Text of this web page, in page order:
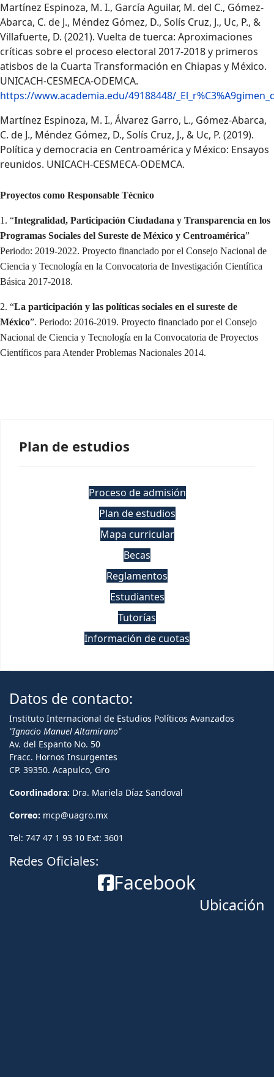
Martínez Espinoza, M. I., García Aguilar, M. del C., Gómez-
Abarca, C. de J., Méndez Gómez, D., Solís Cruz, J., Uc, P., &
Villafuerte, D. (2021). Vuelta de tuerca: Aproximaciones
críticas sobre el proceso electoral 2017-2018 y primeros
atisbos de la Cuarta Transformación en Chiapas y México.
UNICACH-CESMECA-ODEMCA.
https://www.academia.edu/49188448/
Martínez Espinoza, M. I., Álvarez Garro, L., Gómez-Abarca,
C. de J., Méndez Gómez, D., Solís Cruz, J., & Uc, P. (2019).
Política y democracia en Centroamérica y México: Ensayos
reunidos. UNICACH-CESMECA-ODEMCA.
Proyectos como Responsable Técnico
1. “Integralidad, Participación Ciudadana y Transparencia en los
Programas Sociales del Sureste de México y Centroamérica”
Periodo: 2019-2022. Proyecto financiado por el Consejo Nacional de
Ciencia y Tecnología en la Convocatoria de Investigación Científica
Básica 2017-2018.
2. “La participación y las políticas sociales en el sureste de
México”. Periodo: 2016-2019. Proyecto financiado por el Consejo
Nacional de Ciencia y Tecnología en la Convocatoria de Proyectos
Científicos para Atender Problemas Nacionales 2014.
Plan de estudios
Proceso de admisión
Plan de estudios
Mapa curricular
Becas
Reglamentos
Estudiantes
Tutorías
Información de cuotas
Datos de contacto:
Instituto Internacional de Estudios Políticos Avanzados
"Ignacio Manuel Altamirano"
Av. del Espanto No. 50
Fracc. Hornos Insurgentes
CP. 39350. Acapulco, Gro
Coordinadora: Dra. Mariela Díaz Sandoval
Correo: mcp@uagro.mx
Tel: 747 47 1 93 10 Ext: 3601
Redes Oficiales:
Facebook
Ubicación